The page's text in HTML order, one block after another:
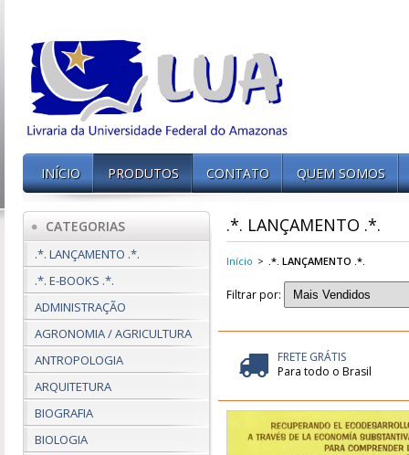
INÍCIO PRODUTOS CONTATO QUEM SOMOS
CATEGORIAS
.*. LANÇAMENTO .*.
.*. E-BOOKS .*.
ADMINISTRAÇÃO
AGRONOMIA / AGRICULTURA
ANTROPOLOGIA
ARQUITETURA
BIOGRAFIA
BIOLOGIA
.*. LANÇAMENTO .*.
Início > .*. LANÇAMENTO .*.
Filtrar por:
FRETE GRÁTIS
Para todo o Brasil